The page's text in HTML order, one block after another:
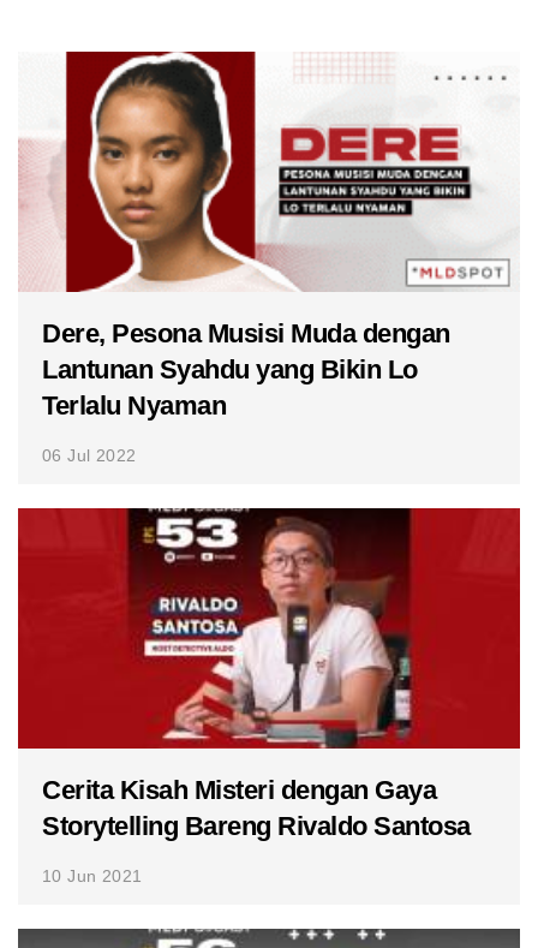
Dere, Pesona Musisi Muda dengan
Lantunan Syahdu yang Bikin Lo
Terlalu Nyaman
06 Jul 2022
Cerita Kisah Misteri dengan Gaya
Storytelling Bareng Rivaldo Santosa
10 Jun 2021